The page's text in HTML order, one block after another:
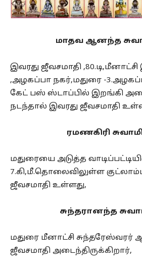
மாதவ ஆனந்த
இவரது ஜீவசமாதி
,அழகப்பா நகர்,மதுரை -
கேட் பஸ் ஸ்டாப்பில் இறங்கி
நடந்தால் இவரது ஜீவசமாதி
ரமணகிரி
மதுரையை அடுத்த
7.கி,மீ.தொலைவிலுள்ள
ஜீவசமாதி உள்ளது,
சுந்தரானந்த
மதுரை மீனாட்சி
ஜீவசமாதி அடைந்திருக்கிறார்,